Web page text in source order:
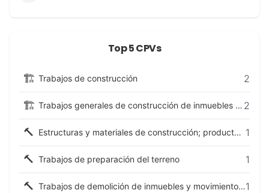
Top 5 CPVs
🏗️ Trabajos de construcción 2
🏗️ Trabajos generales de construcción de inmuebles y obras de ingeniería civil 2
🔨 Estructuras y materiales de construcción; productos auxiliares para la construcción (excepto aparatos eléctricos) 1
🔨 Trabajos de preparación del terreno 1
🔨 Trabajos de demolición de inmuebles y movimiento de tierras1